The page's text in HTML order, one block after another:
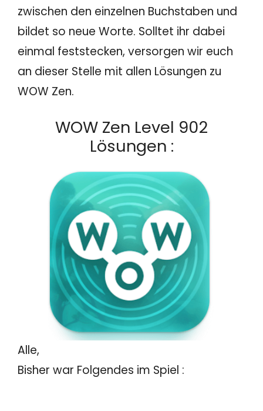
zwischen den einzelnen Buchstaben und
bildet so neue Worte. Solltet ihr dabei
einmal feststecken, versorgen wir euch
an dieser Stelle mit allen Lösungen zu
WOW Zen.
WOW Zen Level 902
Lösungen :
Alle,
Bisher war Folgendes im Spiel :